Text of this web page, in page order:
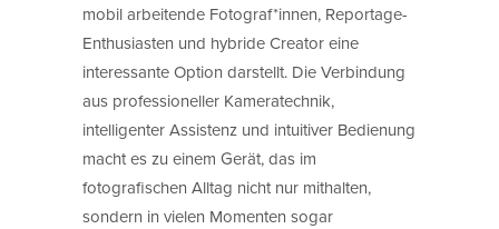
mobil arbeitende Fotograf*innen, Reportage-
Enthusiasten und hybride Creator eine
interessante Option darstellt. Die Verbindung
aus professioneller Kameratechnik,
intelligenter Assistenz und intuitiver Bedienung
macht es zu einem Gerät, das im
fotografischen Alltag nicht nur mithalten,
sondern in vielen Momenten sogar